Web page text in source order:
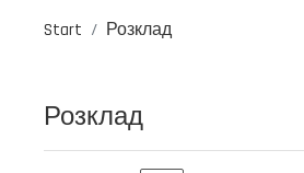
Start Розклад
Розклад